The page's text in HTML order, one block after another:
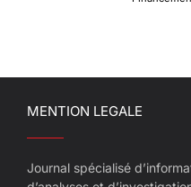
MENTION LEGALE
Journal spécialisé